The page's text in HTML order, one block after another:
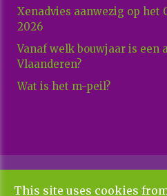
Xenadvies aanwezig op het
2026
Vanaf welk bouwjaar is een
Vlaanderen?
Wat is het m-peil?
Algemene
This site uses cookies